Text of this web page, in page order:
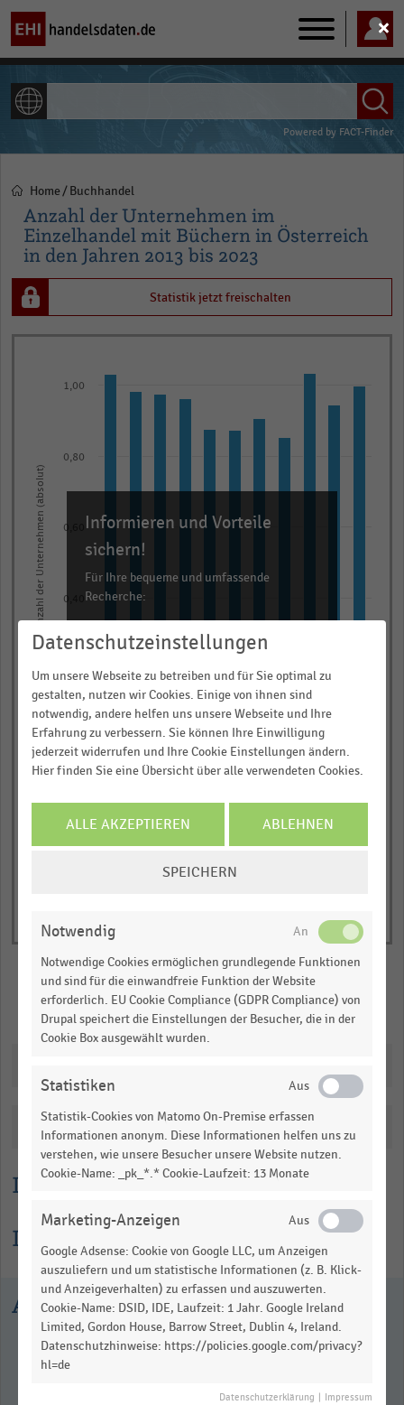
Main
navigation
Powered by FACT-Finder
Pfadnavigation
Home Buchhandel
Anzahl der Unternehmen im
Einzelhandel mit Büchern in Österreich
in den Jahren 2013 bis 2023
Lesehilfe
Informationen zur Statistik
Statistik jetzt freischalten
chart
has
axis
displaying
categories.
Range:
categories.
The
chart
has
(absolut).
Range:
1.083075.
View
table.
Anzahl der Unternehmen (absolut)
20132014201520162017201820192020202120222023
0,00
0,40
0,60
0,80
1,00
interactive
Informieren und Vorteile
sichern!
Für Ihre bequeme und umfassende
Recherche:
Über 300.000 Daten und Kennzahlen
Rund 25.000 Statistiken
Download als Excel, PNG, PDF
… und vieles mehr!
JETZT INFORMIEREN
Merken Teilen
Katalogisierung
Ausgewählte Statistiken
Datenschutzeinstellungen
Um unsere Webseite zu betreiben und für Sie optimal zu
gestalten, nutzen wir Cookies. Einige von ihnen sind
notwendig, andere helfen uns unsere Webseite und Ihre
Erfahrung zu verbessern. Sie können Ihre Einwilligung
jederzeit widerrufen und Ihre Cookie Einstellungen ändern.
Hier finden Sie eine Übersicht über alle verwendeten Cookies.
ALLE AKZEPTIEREN ABLEHNEN
SPEICHERN
Notwendig
Notwendige Cookies ermöglichen grundlegende Funktionen
und sind für die einwandfreie Funktion der Website
erforderlich. EU Cookie Compliance (GDPR Compliance) von
Drupal speichert die Einstellungen der Besucher, die in der
Cookie Box ausgewählt wurden.
Statistiken
Statistik-Cookies von Matomo On-Premise erfassen
Informationen anonym. Diese Informationen helfen uns zu
verstehen, wie unsere Besucher unsere Website nutzen.
Cookie-Name: _pk_*.* Cookie-Laufzeit: 13 Monate
Marketing-Anzeigen
Google Adsense: Cookie von Google LLC, um Anzeigen
auszuliefern und um statistische Informationen (z. B. Klick-
und Anzeigeverhalten) zu erfassen und auszuwerten.
Cookie-Name: DSID, IDE, Laufzeit: 1 Jahr. Google Ireland
Limited, Gordon House, Barrow Street, Dublin 4, Ireland.
Datenschutzhinweise: https://policies.google.com/privacy?
hl=de
Datenschutzerklärung Impressum